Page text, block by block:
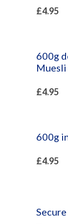
£4.95
600g
Muesli
£4.95
600g
£4.95